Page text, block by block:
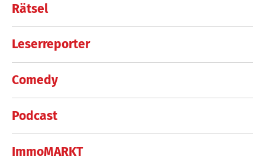
Rätsel
Leserreporter
Comedy
Podcast
ImmoMARKT